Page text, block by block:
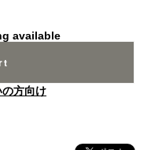
available
の方向け